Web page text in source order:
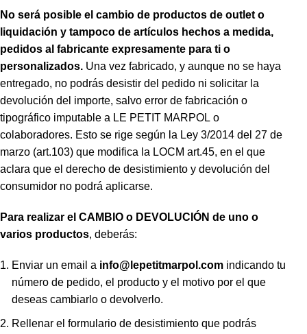
No será posible el cambio de productos de outlet o
liquidación y tampoco de artículos hechos a medida,
pedidos al fabricante expresamente para ti o
personalizados. Una vez fabricado, y aunque no se haya
entregado, no podrás desistir del pedido ni solicitar la
devolución del importe, salvo error de fabricación o
tipográfico imputable a LE PETIT MARPOL o
colaboradores. Esto se rige según la Ley 3/2014 del 27 de
marzo (art.103) que modifica la LOCM art.45, en el que
aclara que el derecho de desistimiento y devolución del
consumidor no podrá aplicarse.
Para realizar el CAMBIO o DEVOLUCIÓN de uno o
varios productos, deberás:
Enviar un email a info@lepetitmarpol .com indicando tu
número de pedido, el producto y el motivo por el que
deseas cambiarlo o devolverlo.
Rellenar el formulario de desistimiento que podrás